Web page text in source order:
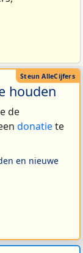
houden
de
donatiete
en nieuwe